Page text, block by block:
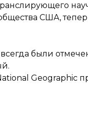
США,
были
Geographic